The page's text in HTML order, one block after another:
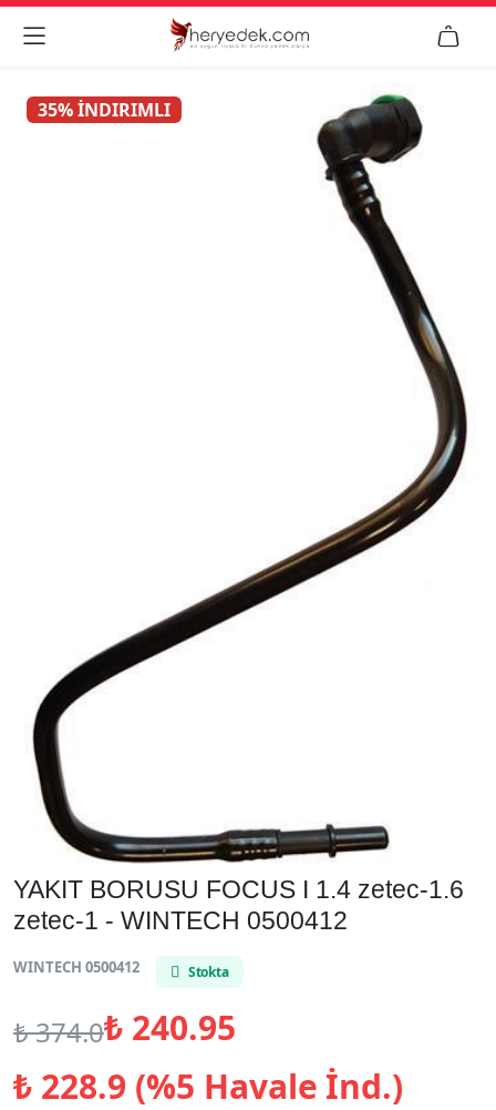
 
35% İNDIRIMLI
YAKIT BORUSU FOCUS I 1.4 zetec-1.6
zetec-1 - WINTECH 0500412
WINTECH 0500412 Stokta
₺374.0₺240.95
₺228.9 (%5 Havale İnd.)